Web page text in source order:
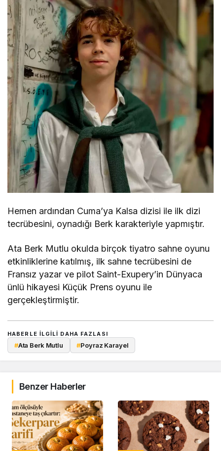
Hemen ardından Cuma’ya Kalsa dizisi ile ilk dizi
tecrübesini, oynadığı Berk karakteriyle yapmıştır.
Ata Berk Mutlu okulda birçok tiyatro sahne oyunu
etkinliklerine katılmış, ilk sahne tecrübesini de
Fransız yazar ve pilot Saint-Exupery’in Dünyaca
ünlü hikayesi Küçük Prens oyunu ile
gerçekleştirmiştir.
HABERLE ILGILI DAHA FAZLASI
#Ata Berk Mutlu #Poyraz Karayel
Benzer Haberler